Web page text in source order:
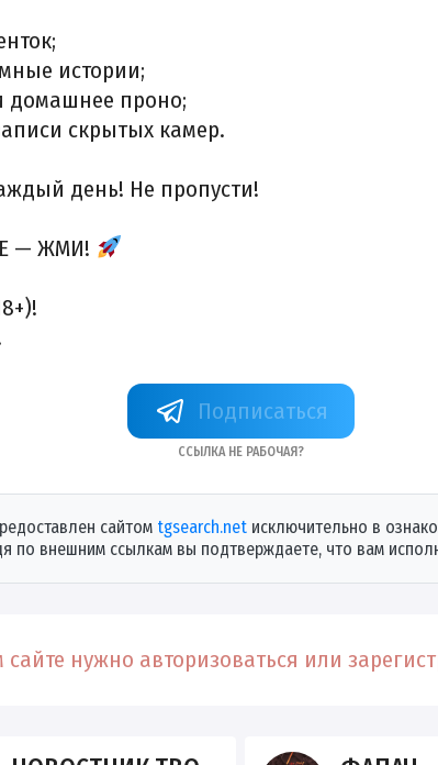
истории;
домашнее проно;
скрытых камер.
день! Не пропусти!
— ЖМИ!
+oTGSdDxvHp82Zjk6
Ссылка не рабочая?
сайтом tgsearch.netисключительно в
по внешним ссылкам вы подтверждаете, что вам
нужно авторизоваться или